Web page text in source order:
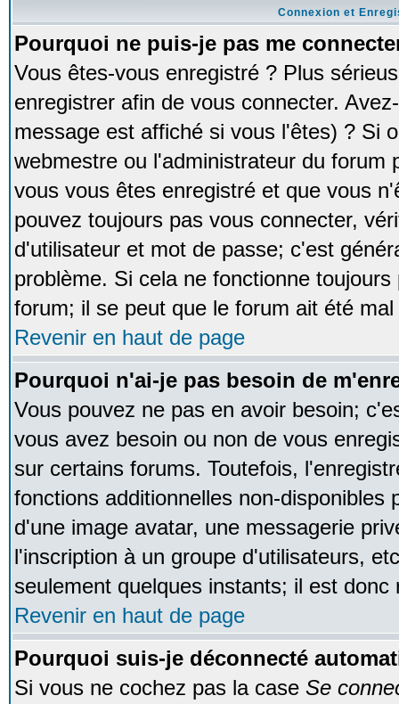
Connexion et
Pourquoi ne puis-je pas me
Vous êtes-vous enregistré ? Plus
enregistrer afin de vous connecter.
message est affiché si vous l'êtes) ? Si
webmestre ou l'administrateur du forum
vous vous êtes enregistré et que vous
pouvez toujours pas vous connecter,
d'utilisateur et mot de passe; c'est
problème. Si cela ne fonctionne
forum; il se peut que le forum ait été
Revenir en haut de page
Pourquoi n'ai-je pas besoin de
Vous pouvez ne pas en avoir besoin;
vous avez besoin ou non de vous
sur certains forums. Toutefois,
fonctions additionnelles non-disponibles
d'une image avatar, une messagerie
l'inscription à un groupe d'utilisateurs,
seulement quelques instants; il est
Revenir en haut de page
Pourquoi suis-je déconnecté
Si vous ne cochez pas la case Se